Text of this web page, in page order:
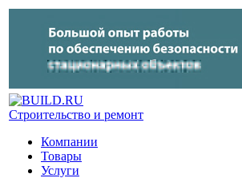
Строительство и ремонт
Компании
Товары
Услуги